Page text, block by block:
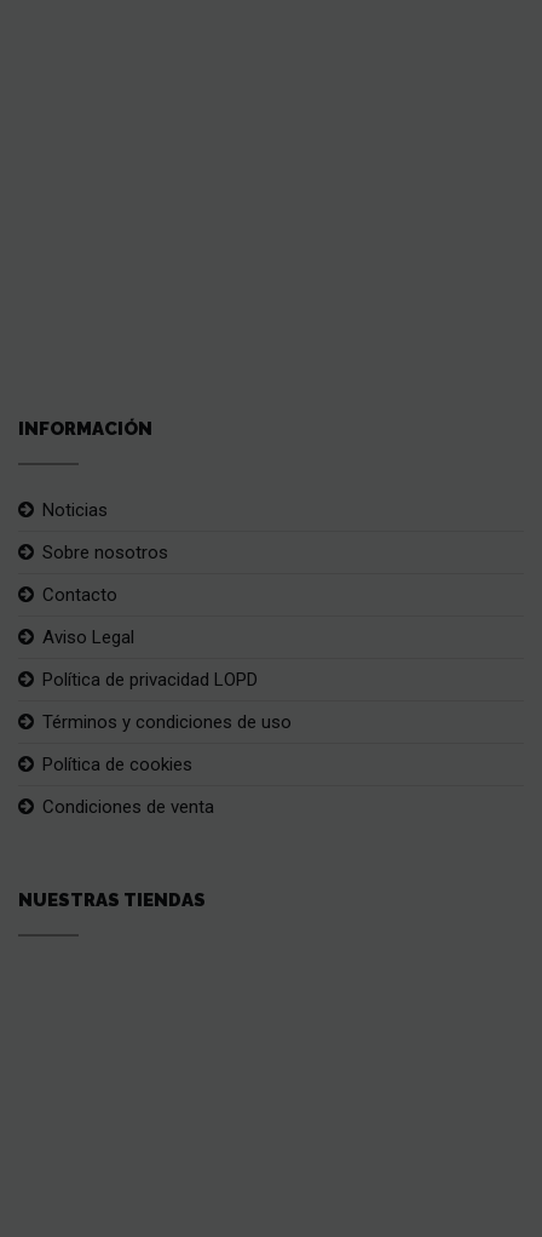
INFORMACIÓN
Noticias
Sobre nosotros
Contacto
Aviso Legal
Política de privacidad LOPD
Términos y condiciones de uso
Política de cookies
Condiciones de venta
NUESTRAS TIENDAS